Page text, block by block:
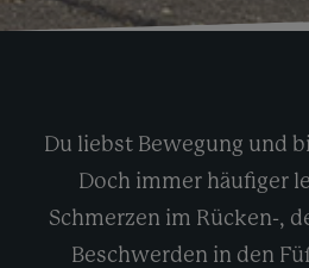
Du liebst Bewegung und
Doch immer häufiger
Schmerzen im Rücken-,
Beschwerden in den